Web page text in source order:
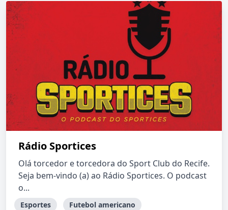
Rádio Sportices
Olá torcedor e torcedora do Sport Club do Recife.
Seja bem-vindo (a) ao Rádio Sportices. O podcast
o...
Esportes Futebol americano